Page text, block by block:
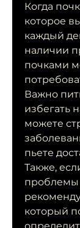
Когда
которое
каждый
наличии
почками
Важно
избегать
можете
пьете
Также,
проблемы
который